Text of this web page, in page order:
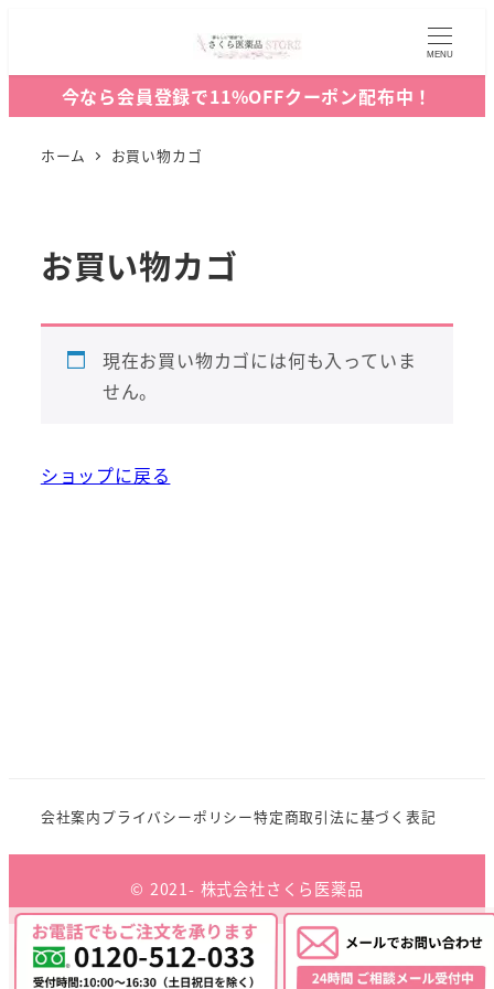
MENU
今なら会員登録で11%OFFクーポン配布中！
ホーム お買い物カゴ
お買い物カゴ
現在お買い物カゴには何も入っていま
せん。
ショップに戻る
会社案内プライバシーポリシー特定商取引法に基づく表記
© 2021- 株式会社さくら医薬品